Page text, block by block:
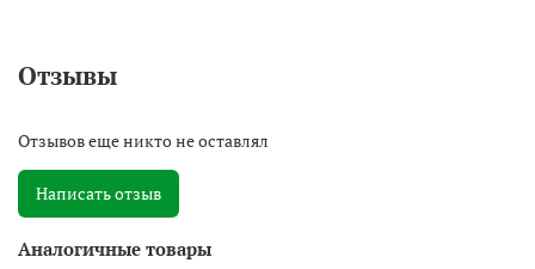
Отзывы
Отзывов еще никто не оставлял
Написать отзыв
Аналогичные товары